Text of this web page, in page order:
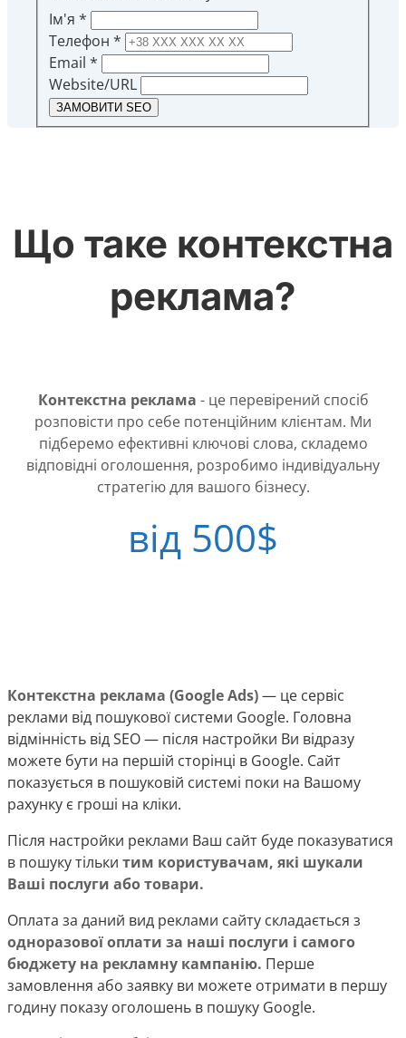
Ім'я *
Телефон *
Email *
Website/URL
ЗАМОВИТИ SEO
Що таке контекстна
реклама?
Контекстна реклама - це перевірений спосіб
розповісти про себе потенційним клієнтам. Ми
підберемо ефективні ключові слова, складемо
відповідні оголошення, розробимо індивідуальну
стратегію для вашого бізнесу.
від 500$
Контекстна реклама (Google Ads)— це сервіс
реклами від пошукової системи Google. Головна
відмінність від SEO — після настройки Ви відразу
можете бути на першій сторінці в Google. Сайт
показується в пошуковій системі поки на Вашому
рахунку є гроші на кліки.
Після настройки реклами Ваш сайт буде показуватися
в пошуку тільки тим користувачам, які шукали
Ваші послуги або товари.
Оплата за даний вид реклами сайту складається з
одноразової оплати за наші послуги і самого
бюджету на рекламну кампанію. Перше
замовлення або заявку ви можете отримати в першу
годину показу оголошень в пошуку Google.